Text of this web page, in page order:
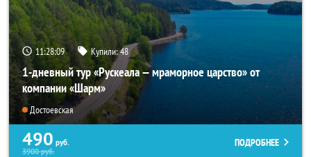
11:28:07 Купили:48
1-дневный тур «Рускеала — мраморное царство» от
компании «Шарм»
Достоевская
490 руб.
3900руб.
ПОДРОБНЕЕ